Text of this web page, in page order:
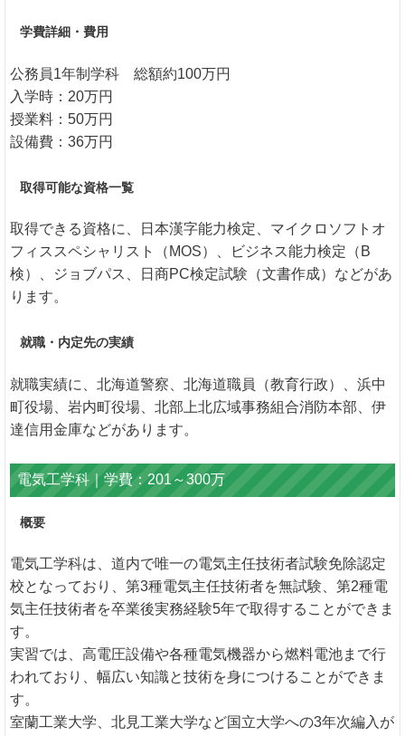
学費詳細・費用
公務員1年制学科 総額約100万円
入学時：20万円
授業料：50万円
設備費：36万円
取得可能な資格一覧
取得できる資格に、日本漢字能力検定、マイクロソフトオ
フィススペシャリスト（MOS）、ビジネス能力検定（B
検）、ジョブパス、日商PC検定試験（文書作成）などがあ
ります。
就職・内定先の実績
就職実績に、北海道警察、北海道職員（教育行政）、浜中
町役場、岩内町役場、北部上北広域事務組合消防本部、伊
達信用金庫などがあります。
電気工学科｜学費：201～300万
概要
電気工学科は、道内で唯一の電気主任技術者試験免除認定
校となっており、第3種電気主任技術者を無試験、第2種電
気主任技術者を卒業後実務経験5年で取得することができま
す。
実習では、高電圧設備や各種電気機器から燃料電池まで行
われており、幅広い知識と技術を身につけることができま
す。
室蘭工業大学、北見工業大学など国立大学への3年次編入が